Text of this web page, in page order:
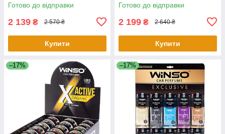
Готово до відправки
2 139 ₴ 2 570 ₴
Купити
Готово до відправки
2 199 ₴ 2 640 ₴
Купити
–17% –17%